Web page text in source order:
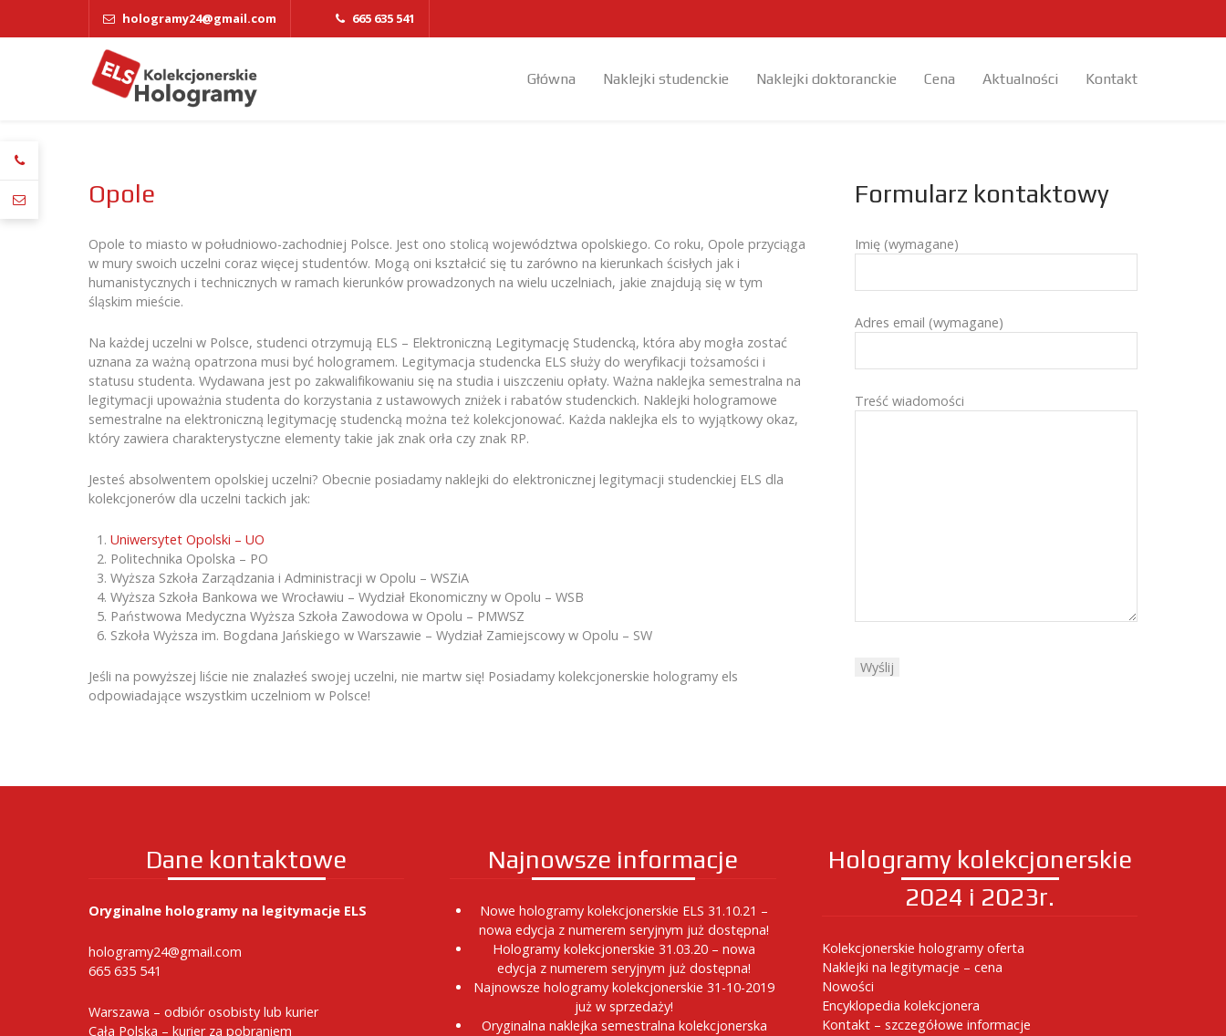
hologramy24@gmail.com 665 635 541
Główna Naklejki studenckie Naklejki doktoranckie Cena Aktualności Kontakt
Opole
Opole to miasto w południowo-zachodniej Polsce. Jest ono stolicą województwa opolskiego. Co roku, Opole przyciąga
w mury swoich uczelni coraz więcej studentów. Mogą oni kształcić się tu zarówno na kierunkach ścisłych jak i
humanistycznych i technicznych w ramach kierunków prowadzonych na wielu uczelniach, jakie znajdują się w tym
śląskim mieście.
Na każdej uczelni w Polsce, studenci otrzymują ELS – Elektroniczną Legitymację Studencką, która aby mogła zostać
uznana za ważną opatrzona musi być hologramem. Legitymacja studencka ELS służy do weryfikacji tożsamości i
statusu studenta. Wydawana jest po zakwalifikowaniu się na studia i uiszczeniu opłaty. Ważna naklejka semestralna na
legitymacji upoważnia studenta do korzystania z ustawowych zniżek i rabatów studenckich. Naklejki hologramowe
semestralne na elektroniczną legitymację studencką można też kolekcjonować. Każda naklejka els to wyjątkowy okaz,
który zawiera charakterystyczne elementy takie jak znak orła czy znak RP.
Jesteś absolwentem opolskiej uczelni? Obecnie posiadamy naklejki do elektronicznej legitymacji studenckiej ELS dla
kolekcjonerów dla uczelni tackich jak:
Uniwersytet Opolski – UO
Politechnika Opolska – PO
Wyższa Szkoła Zarządzania i Administracji w Opolu – WSZiA
Wyższa Szkoła Bankowa we Wrocławiu – Wydział Ekonomiczny w Opolu – WSB
Państwowa Medyczna Wyższa Szkoła Zawodowa w Opolu – PMWSZ
Szkoła Wyższa im. Bogdana Jańskiego w Warszawie – Wydział Zamiejscowy w Opolu – SW
Jeśli na powyższej liście nie znalazłeś swojej uczelni, nie martw się! Posiadamy kolekcjonerskie hologramy els
odpowiadające wszystkim uczelniom w Polsce!
Formularz kontaktowy
Imię (wymagane)
Adres email (wymagane)
Treść wiadomości
Dane kontaktowe
Oryginalne hologramy na legitymacje ELS
hologramy24@gmail.com
665 635 541
Warszawa – odbiór osobisty lub kurier
Cała Polska – kurier za pobraniem
Najnowsze informacje
Nowe hologramy kolekcjonerskie ELS 31.10.21 –
nowa edycja z numerem seryjnym już dostępna!
Hologramy kolekcjonerskie 31.03.20 – nowa
edycja z numerem seryjnym już dostępna!
Najnowsze hologramy kolekcjonerskie 31-10-2019
już w sprzedaży!
Oryginalna naklejka semestralna kolekcjonerska
Hologramy kolekcjonerskie
2024 i 2023r.
Kolekcjonerskie hologramy oferta
Naklejki na legitymacje – cena
Nowości
Encyklopedia kolekcjonera
Kontakt – szczegółowe informacje